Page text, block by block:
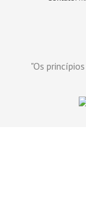
"Os